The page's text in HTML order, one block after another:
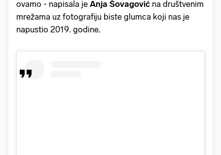
ovamo - napisala je Anja Šovagović na društvenim
mrežama uz fotografiju biste glumca koji nas je
napustio 2019. godine.